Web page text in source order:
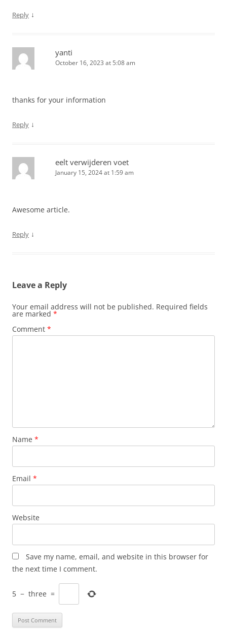
Reply ↓
yanti
October 16, 2023 at 5:08 am
thanks for your information
Reply ↓
eelt verwijderen voet
January 15, 2024 at 1:59 am
Awesome article.
Reply ↓
Leave a Reply
Your email address will not be published. Required fields
are marked *
Comment *
Name *
Email *
Website
Save my name, email, and website in this browser for
the next time I comment.
5 − three =